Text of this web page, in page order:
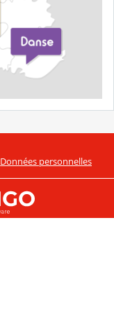
Données personnelles